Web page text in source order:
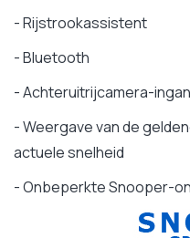
- Rijstrookassistent
- Bluetooth
- Achteruitrijcamera-
- Weergave van de
actuele snelheid
- Onbeperkte Snooper-